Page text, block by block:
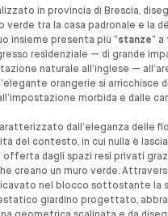
in provincia di Brescia,
verde tra la casa padronale e la
insieme presenta più “stanze”
residenziale — di grande
naturale all’inglese —
orangerie si arricchisce
morbida e dalle
dall’eleganza delle
del contesto, in cui nulla è
offerta dagli spazi resi privati
creano un muro verde.
nel blocco sottostante la
giardino progettato,